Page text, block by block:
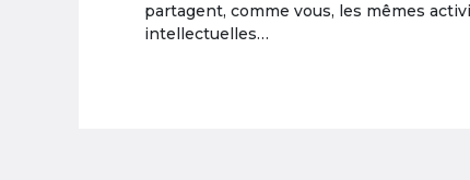
partagent, comme vous, les mêmes
intellectuelles…